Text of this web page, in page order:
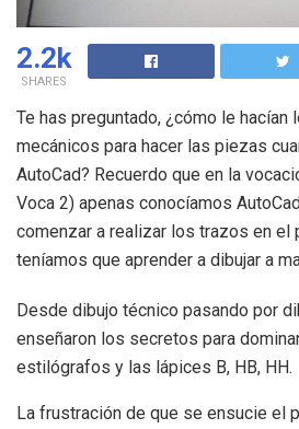
2.2k
SHARES
Te has preguntado, ¿cómo le hacían
mecánicos para hacer las piezas
AutoCad? Recuerdo que en la
Voca 2) apenas conocíamos
comenzar a realizar los trazos en el
teníamos que aprender a dibujar a
Desde dibujo técnico pasando por
enseñaron los secretos para
estilógrafos y las lápices B, HB, HH.
La frustración de que se ensucie el